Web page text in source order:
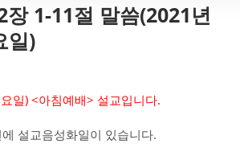
장 1-11절 말씀(2021년
일)
일) <아침예배> 설교입니다.
설교음성화일이 있습니다.